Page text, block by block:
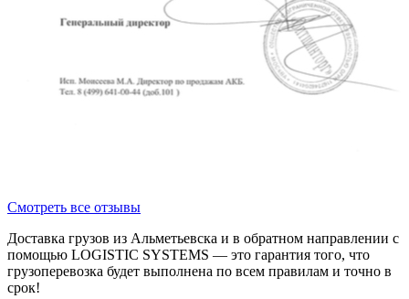
Смотреть все отзывы
Доставка грузов из Альметьевска и в обратном направлении с
помощью LOGISTIC SYSTEMS — это гарантия того, что
грузоперевозка будет выполнена по всем правилам и точно в
срок!